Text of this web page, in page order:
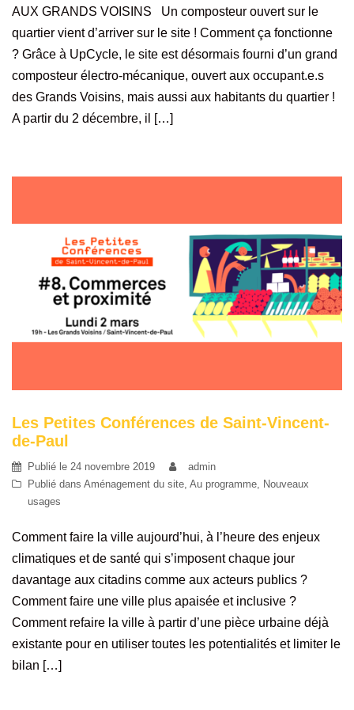
AUX GRANDS VOISINS Un composteur ouvert sur le
quartier vient d’arriver sur le site ! Comment ça fonctionne
? Grâce à UpCycle, le site est désormais fourni d’un grand
composteur électro-mécanique, ouvert aux occupant.e.s
des Grands Voisins, mais aussi aux habitants du quartier !
A partir du 2 décembre, il […]
Les Petites Conférences de Saint-Vincent-
de-Paul
Publié le 24 novembre 2019
admin
Publié dans Aménagement du site Au programme
Nouveaux
usages
Comment faire la ville aujourd’hui, à l’heure des enjeux
climatiques et de santé qui s’imposent chaque jour
davantage aux citadins comme aux acteurs publics ?
Comment faire une ville plus apaisée et inclusive ?
Comment refaire la ville à partir d’une pièce urbaine déjà
existante pour en utiliser toutes les potentialités et limiter le
bilan […]